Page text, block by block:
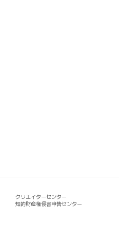
クリエイターセンター
知的財産権侵害申告センター